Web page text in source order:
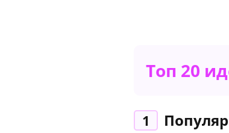
Топ 20
1